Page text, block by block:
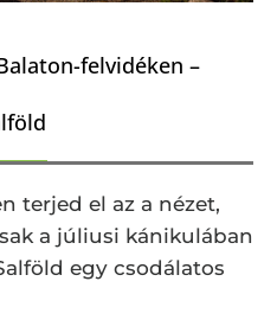
felvidéken –
terjed el az a nézet,
a júliusi kánikulában
egy csodálatos